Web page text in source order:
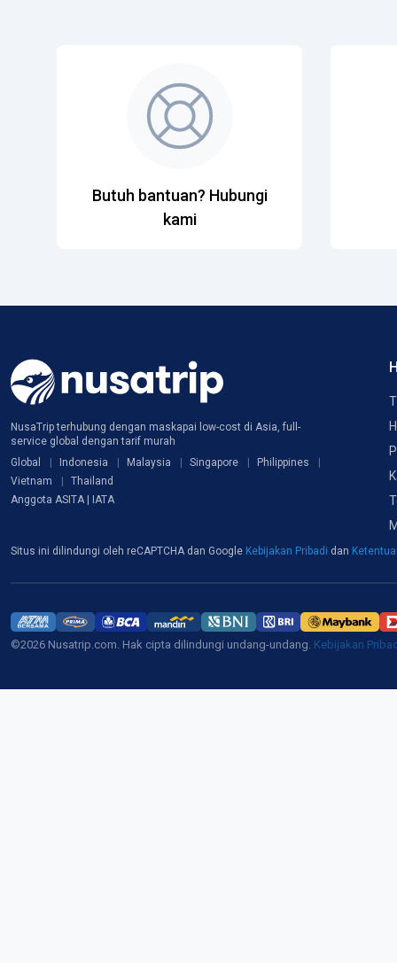
Butuh bantuan? Hubungi
kami
NusaTrip terhubung dengan maskapai low-cost di Asia, full-
service global dengan tarif murah
Global
Indonesia Malaysia Singapore
Philippines
Vietnam
Thailand
Anggota ASITA | IATA
Situs ini dilindungi oleh reCAPTCHA dan Google Kebijakan Pribadi dan
©2026 Nusatrip.com. Hak cipta dilindungi undang-undang. Kebijakan